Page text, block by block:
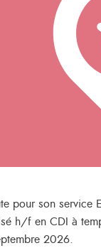
pour son service
h/f en CDI à
2026.